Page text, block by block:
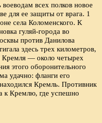
всех полков новое
для ее защиты от врага. 1
села Коломенского. К
гуляй-города во
против Данилова
здесь трех километров,
Кремля — около четырех
этого оборонительного
удачно: фланги его
Кремль. Противник
к Кремлю, где успешно